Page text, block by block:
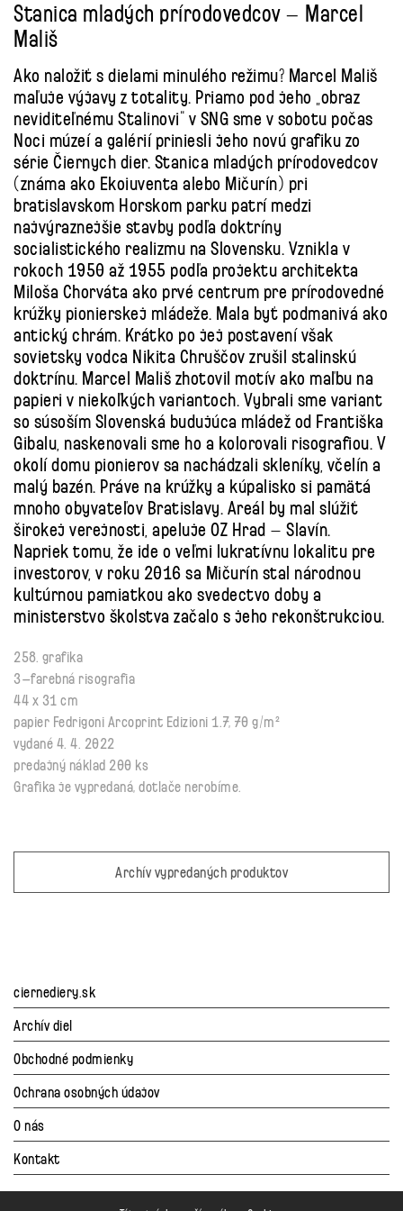
Stanica mladých prírodovedcov – Marcel
Mališ
Ako naložiť s dielami minulého režimu? Marcel Mališ
maľuje výjavy z totality. Priamo pod jeho „obraz
neviditeľnému Stalinovi“ v SNG sme v sobotu počas
Noci múzeí a galérií priniesli jeho novú grafiku zo
série Čiernych dier. Stanica mladých prírodovedcov
(známa ako Ekoiuventa alebo Mičurín) pri
bratislavskom Horskom parku patrí medzi
najvýraznejšie stavby podľa doktríny
socialistického realizmu na Slovensku. Vznikla v
rokoch 1950 až 1955 podľa projektu architekta
Miloša Chorváta ako prvé centrum pre prírodovedné
krúžky pionierskej mládeže. Mala byť podmanivá ako
antický chrám. Krátko po jej postavení však
sovietsky vodca Nikita Chruščov zrušil stalinskú
doktrínu. Marcel Mališ zhotovil motív ako maľbu na
papieri v niekoľkých variantoch. Vybrali sme variant
so súsoším Slovenská budujúca mládež od Františka
Gibalu, naskenovali sme ho a kolorovali risografiou. V
okolí domu pionierov sa nachádzali skleníky, včelín a
malý bazén. Práve na krúžky a kúpalisko si pamätá
mnoho obyvateľov Bratislavy. Areál by mal slúžiť
širokej verejnosti, apeluje OZ Hrad – Slavín.
Napriek tomu, že ide o veľmi lukratívnu lokalitu pre
investorov, v roku 2016 sa Mičurín stal národnou
kultúrnou pamiatkou ako svedectvo doby a
ministerstvo školstva začalo s jeho rekonštrukciou.
258. grafika
3–farebná risografia
44 x 31 cm
papier Fedrigoni Arcoprint Edizioni 1.7, 70 g/m²
vydané 4. 4. 2022
predajný náklad 200 ks
Grafika je vypredaná, dotlače nerobíme.
Archív vypredaných produktov
ciernediery.sk
Archív diel
Obchodné podmienky
Ochrana osobných údajov
O nás
Kontakt